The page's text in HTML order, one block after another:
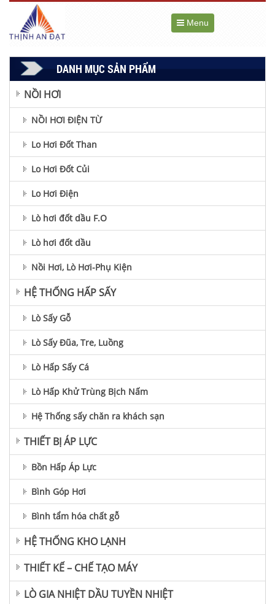
Menu
DANH MỤC SẢN PHẨM
NỒI HƠI
NỒI HƠI ĐIỆN TỪ
Lo Hơi Đốt Than
Lo Hơi Đốt Củi
Lo Hơi Điện
Lò hơi đốt dầu F.O
Lò hơi đốt dầu
Nồi Hơi, Lò Hơi-Phụ Kiện
HỆ THỐNG HẤP SẤY
Lò Sấy Gỗ
Lò Sấy Đũa, Tre, Luồng
Lò Hấp Sấy Cá
Lò Hấp Khử Trùng Bịch Nấm
Hệ Thống sấy chăn ra khách sạn
THIẾT BỊ ÁP LỰC
Bồn Hấp Áp Lực
Bình Góp Hơi
Bình tẩm hóa chất gỗ
HỆ THỐNG KHO LẠNH
THIẾT KẾ – CHẾ TẠO MÁY
LÒ GIA NHIỆT DẦU TUYỀN NHIỆT